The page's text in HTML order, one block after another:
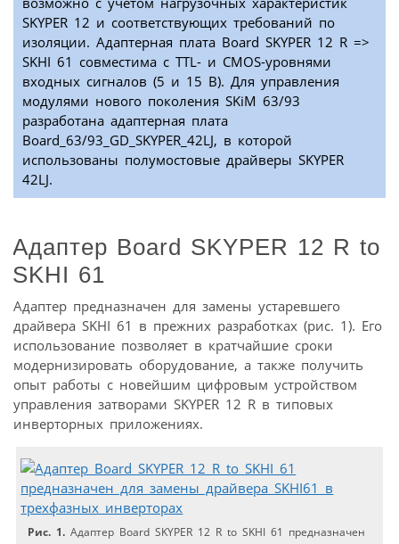
SKYPER 12 и соответствующих требований по
изоляции. Адаптерная плата Board SKYPER 12 R =>
SKHI 61 совместима с TTL- и CMOS-уровнями
входных сигналов (5 и 15 В). Для управления
модулями нового поколения SKiM 63/93
разработана адаптерная плата
Board_63/93_GD_SKYPER_42LJ, в которой
использованы полумостовые драйверы SKYPER
42LJ.
Адаптер Board SKYPER 12 R to
SKHI 61
Адаптер предназначен для замены устаревшего
драйвера SKHI 61 в прежних разработках (рис. 1). Его
использование позволяет в кратчайшие сроки
модернизировать оборудование, а также получить
опыт работы с новейшим цифровым устройством
управления затворами SKYPER 12 R в типовых
инверторных приложениях.
Рис. 1. Адаптер Board SKYPER 12 R to SKHI 61 предназначен